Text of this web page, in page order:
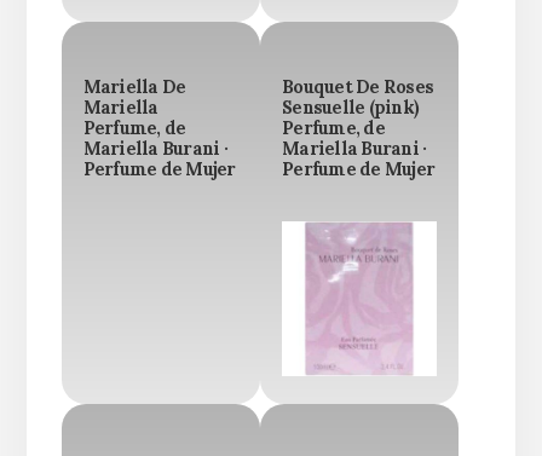
Mariella De
Mariella
Perfume, de
Mariella Burani ·
Perfume de Mujer
Bouquet De Roses
Sensuelle (pink)
Perfume, de
Mariella Burani ·
Perfume de Mujer